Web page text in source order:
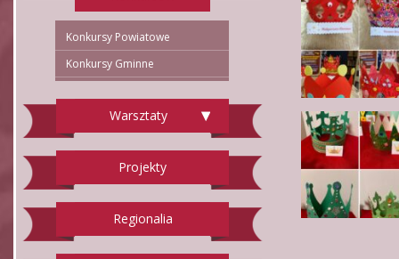
Konkursy Powiatowe
Konkursy Gminne
Warsztaty
Projekty
Regionalia